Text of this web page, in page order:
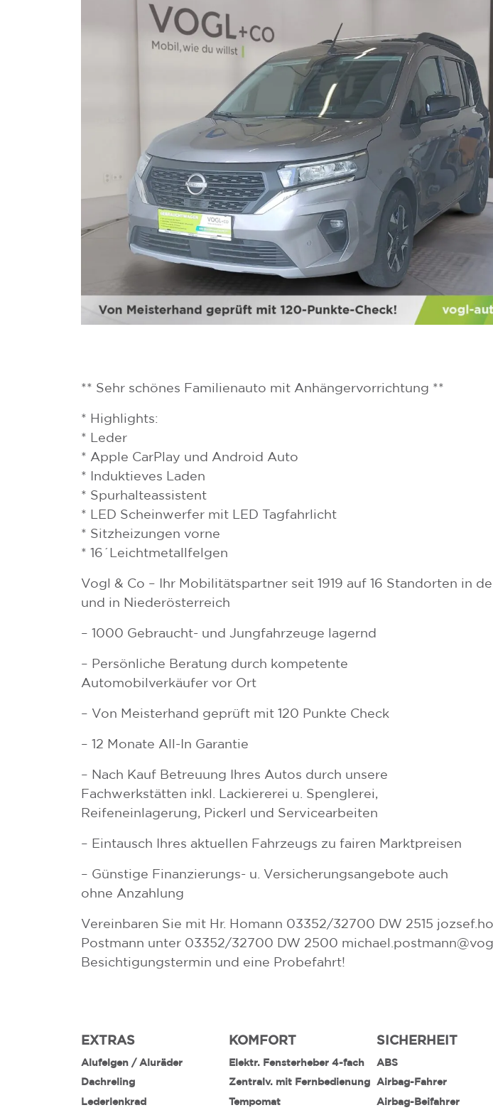
** Sehr schönes Familienauto mit Anhängervorrichtung **
* Highlights:
* Leder
* Apple CarPlay und Android Auto
* Induktieves Laden
* Spurhalteassistent
* LED Scheinwerfer mit LED Tagfahrlicht
* Sitzheizungen vorne
* 16´Leichtmetallfelgen
Vogl & Co – Ihr Mobilitätspartner seit 1919 auf 16 Standorten in
und in Niederösterreich
– 1000 Gebraucht- und Jungfahrzeuge lagernd
– Persönliche Beratung durch kompetente
Automobilverkäufer vor Ort
– Von Meisterhand geprüft mit 120 Punkte Check
– 12 Monate All-In Garantie
– Nach Kauf Betreuung Ihres Autos durch unsere
Fachwerkstätten inkl. Lackiererei u. Spenglerei,
Reifeneinlagerung, Pickerl und Servicearbeiten
– Eintausch Ihres aktuellen Fahrzeugs zu fairen Marktpreisen
– Günstige Finanzierungs- u. Versicherungsangebote auch
ohne Anzahlung
Vereinbaren Sie mit Hr. Homann 03352/32700 DW 2515
Postmann unter 03352/32700 DW 2500
Besichtigungstermin und eine Probefahrt!
EXTRAS
Alufelgen / Aluräder
Dachreling
Lederlenkrad
KOMFORT
Elektr. Fensterheber 4-fach
Zentralv. mit Fernbedienung
Tempomat
SICHERHEIT
ABS
Airbag-Fahrer
Airbag-Beifahrer